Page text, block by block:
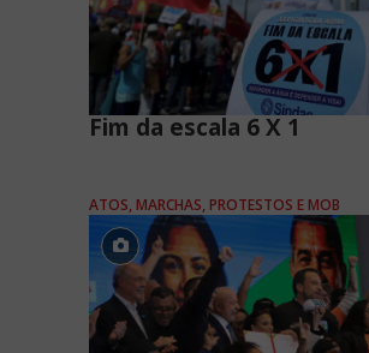
Fim da escala 6 X 1
ATOS, MARCHAS, PROTESTOS E MOB